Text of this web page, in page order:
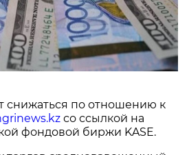
снижаться по отношению к
со ссылкой на
фондовой биржи KASE.